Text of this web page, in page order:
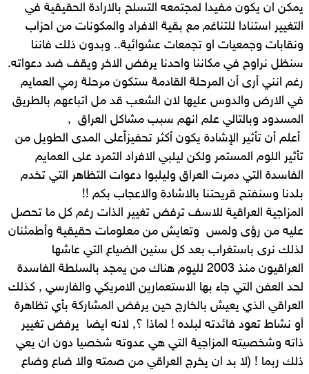
يمكن ان يكون مفيدا لمجتمعه التسلح بالارادة الحقيقية في
التغيير استنادا للتناغم مع بقية الافراد والمكونات من احزاب
ونقابات وجمعيات او تجمعات عشوائية.. وبدون ذلك فاننا
سنظل نراوح في مكاننا واحدنا يرفض الاخر ويقف ضد دعواته.
رغم انني أرى أن المرحلة القادمة ستكون مرحلة رمي العمايم
في الارض والدوس عليها لان الشعب قد مل اتباعهم بالطريق
المسدود وبالتالي علم انهم سبب مشاكل العراق ,
أعلم أن تأثير الإشادة يكون أكثر تحفيزاًعلى المدى الطويل من
تأثير اللوم المستمر ولكن ليلبي الافراد التمرد على العمايم
الفاسدة التي دمرت العراق وليلبوا دعوات التظاهر التي تخدم
بلدنا وسنفتح قريحتنا بالاشادة والاعجاب بكم !!
المزاجية العراقية للاسف ترفض تغيير الذات رغم كل ما تحصل
عليه من رؤى ولمس وتعايش من معلومات حقيقية وأطمئنان
لذلك نرى باستغراب بعد كل سنين الضياع التي عاشها
العراقيون منذ 2003 لليوم هناك من يمجد بالسلطة الفاسدة
لحد العفن التي جاء بها الاستعمارين الامريكي والفارسي , كذلك
العراقي الذي يعيش بالخارج حين يرفض المشاركة بأي تظاهرة
أو نشاط تعود فائدته لبلده ! لماذا ؟, لانه ايضا يرفض تغيير
ذاته وشخصيته المزاجية التي هي عدوته شخصيا دون ان يعي
ذلك ربما ! (لا بد ان يخرج العراقي من صمته والا ضاع وضاع